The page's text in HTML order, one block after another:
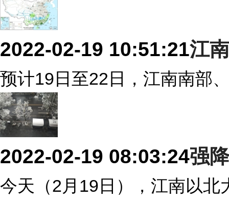
2022-02-19 10:51:21江
预计19日至22日，江南南部
2022-02-19 08:03:24强
今天（2月19日），江南以